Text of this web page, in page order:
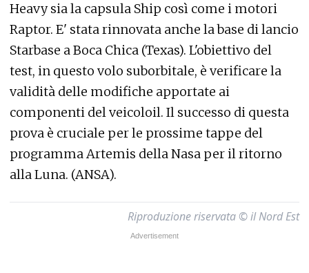
Heavy sia la capsula Ship così come i motori
Raptor. E' stata rinnovata anche la base di lancio
Starbase a Boca Chica (Texas). L'obiettivo del
test, in questo volo suborbitale, è verificare la
validità delle modifiche apportate ai
componenti del veicoloil. Il successo di questa
prova è cruciale per le prossime tappe del
programma Artemis della Nasa per il ritorno
alla Luna. (ANSA).
Riproduzione riservata © il Nord Est